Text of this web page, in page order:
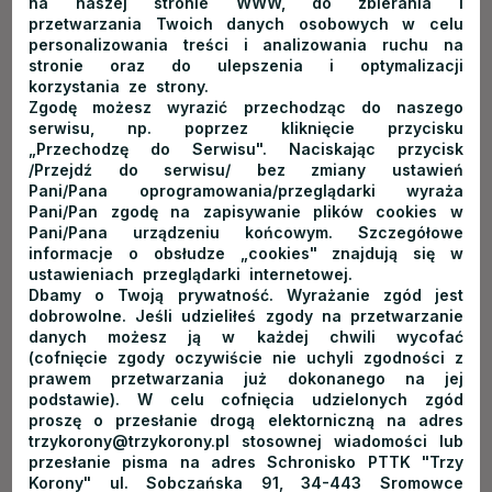
omówionych wyżej podstawowych wydatków — obejmują
równieżatrakcje w Pieninach . Niektóre z nich są biletowane,
płatne jest także parkowanie w ich pobliżu. Oto przykładowe
ceny:
Dworek Tetmajerów w Łopusznej: 6,00 zł — bilet
normalny, 4,50 zł — bilet ulgowy,
galeria widokowa na szczycie Trzech Koron/Sokolicy (w
sezonie): 6,00 zł — bilet normalny, 3,00 zł — bilet
ulgowy; bilet zakupiony na Trzech Koronach jest ważny
w tym samym dniu na Sokolicy (i odwrotnie),
karnet narciarski, np. w Czorsztyn-Ski Resort —
od 110,00 zł,
ruiny Zamku Czorsztyn: 8,00 zł — bilet normalny, 4,00 zł
— bilet ulgowy,
spływ Dunajcem z flisakami — około 50-80 złotych (w
zależności od wieku pasażera),
spływ kajakowy — około 50-70 zł od osoby,
zjazd torem saneczkowym w Kluszkowcach — 5 zł,
zwiedzanie Czerwonego Klasztoru — 3,00 euro — bilet
normalny, 1,00 euro — bilet ulgowy,
przetwarzania Twoich danych osobowych w celu
personalizowania treści i analizowania ruchu na
stronie oraz do ulepszenia i optymalizacji
korzystania ze strony.
Zgodę możesz wyrazić przechodząc do naszego
serwisu, np. poprzez kliknięcie przycisku
„Przechodzę do Serwisu". Naciskając przycisk
/Przejdź do serwisu/ bez zmiany ustawień
Pani/Pana oprogramowania/przeglądarki wyraża
Pani/Pan zgodę na zapisywanie plików cookies w
Pani/Pana urządzeniu końcowym. Szczegółowe
informacje o obsłudze „cookies" znajdują się w
ustawieniach przeglądarki internetowej.
Dbamy o Twoją prywatność. Wyrażanie zgód jest
dobrowolne. Jeśli udzieliłeś zgody na przetwarzanie
danych możesz ją w każdej chwili wycofać
(cofnięcie zgody oczywiście nie uchyli zgodności z
prawem przetwarzania już dokonanego na jej
podstawie). W celu cofnięcia udzielonych zgód
proszę o przesłanie drogą elektorniczną na adres
trzykorony@trzykorony.pl stosownej wiadomości lub
przesłanie pisma na adres Schronisko PTTK "Trzy
Korony" ul. Sobczańska 91, 34-443 Sromowce